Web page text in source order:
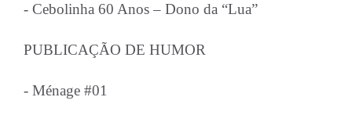
- Cebolinha 60 Anos – Dono da “Lua”
PUBLICAÇÃO DE HUMOR
- Ménage #01